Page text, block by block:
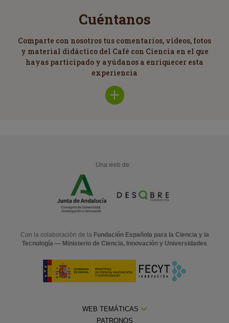
Cuéntanos
Comparte con nosotros tus comentarios, vídeos, fotos
y material didáctico del Café con Ciencia en el que
hayas participado y ayúdanos a enriquecer esta
experiencia
Una web de:
Con la colaboración de la Fundación Española para la Ciencia y la
Tecnología — Ministerio de Ciencia, Innovación y Universidades
WEB TEMÁTICAS
PATRONOS